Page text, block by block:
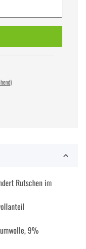
Rutschen im
9%